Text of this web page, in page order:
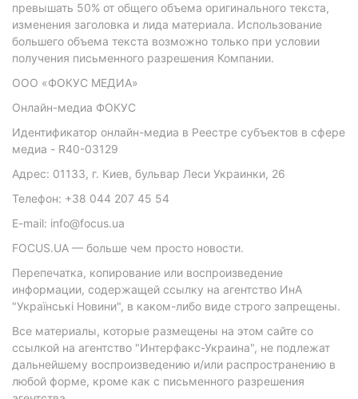
превышать 50% от общего объема оригинального текста,
изменения заголовка и лида материала. Использование
большего объема текста возможно только при условии
получения письменного разрешения Компании.
ООО «ФОКУС МЕДИА»
Онлайн-медиа ФОКУС
Идентификатор онлайн-медиа в Реестре субъектов в сфере
медиа - R40-03129
Адрес: 01133, г. Киев, бульвар Леси Украинки, 26
Телефон: +38 044 207 45 54
E-mail: info@focus.ua
FOCUS.UA — больше чем просто новости.
Перепечатка, копирование или воспроизведение
информации, содержащей ссылку на агентство ИнА
"Українські Новини", в каком-либо виде строго запрещены.
Все материалы, которые размещены на этом сайте со
ссылкой на агентство "Интерфакс-Украина", не подлежат
дальнейшему воспроизведению и/или распространению в
любой форме, кроме как с письменного разрешения